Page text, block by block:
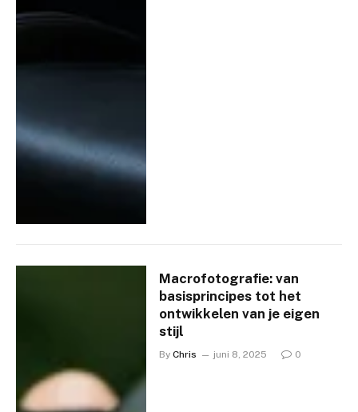
Macrofotografie: van
basisprincipes tot het
ontwikkelen van je eigen
stijl
By Chris juni 8, 2025 0